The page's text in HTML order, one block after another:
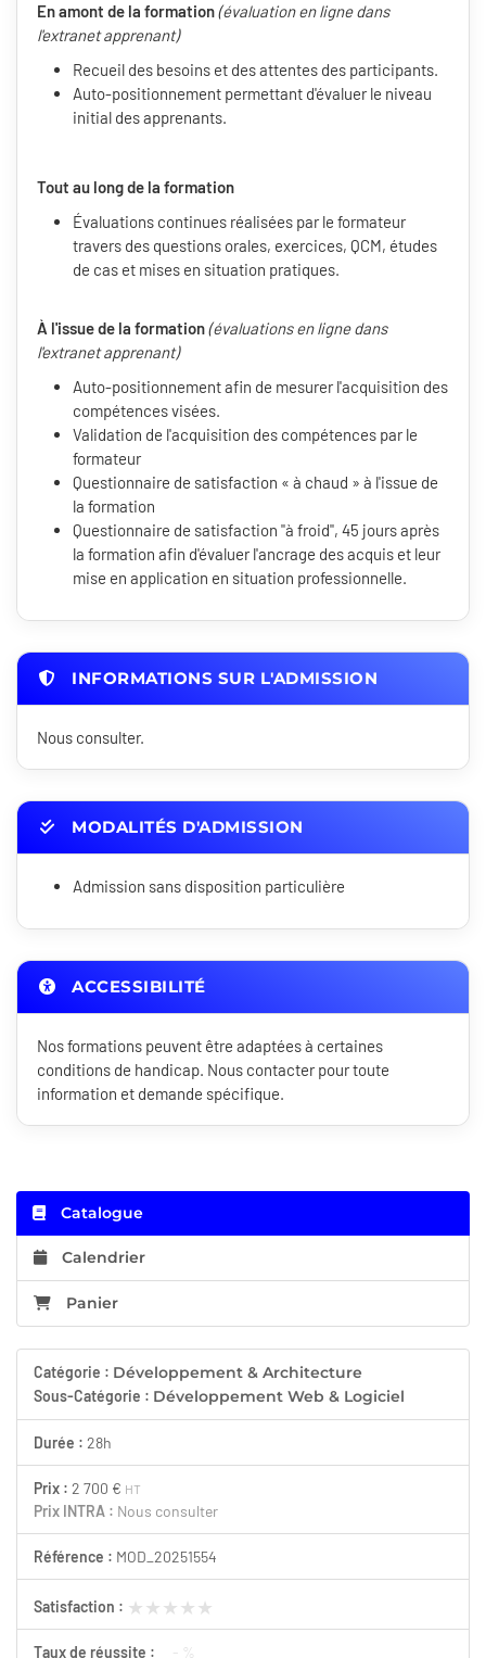
En amont de la formation(évaluation en ligne dans
l'extranet apprenant)
Recueil des besoins et des attentes des participants.
Auto-positionnement permettant d'évaluer le niveau
initial des apprenants.
Tout au long de la formation
Évaluations continues réalisées par le formateur
travers des questions orales, exercices, QCM, études
de cas et mises en situation pratiques.
À l'issue de la formation(évaluations en ligne dans
l'extranet apprenant)
Auto-positionnement afin de mesurer l'acquisition des
compétences visées.
Validation de l'acquisition des compétences par le
formateur
Questionnaire de satisfaction « à chaud » à l'issue de
la formation
Questionnaire de satisfaction "à froid", 45 jours après
la formation afin d'évaluer l'ancrage des acquis et leur
mise en application en situation professionnelle.
INFORMATIONS SUR L'ADMISSION
Nous consulter.
MODALITÉS D'ADMISSION
Admission sans disposition particulière
ACCESSIBILITÉ
Nos formations peuvent être adaptées à certaines
conditions de handicap. Nous contacter pour toute
information et demande spécifique.
Catalogue
Calendrier
Panier
Catégorie : Développement & Architecture
Sous-Catégorie : Développement Web & Logiciel
Durée : 28h
Prix : 2 700 € HT
Prix INTRA : Nous consulter
Référence : MOD_20251554
Satisfaction : ★★★★★
★★★★★
Taux de réussite : - %